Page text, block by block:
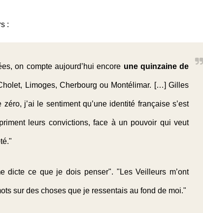
:
, on compte aujourd’hui encore une quinzaine de
Limoges, Cherbourg ou Montélimar. […] Gilles
j’ai le sentiment qu’une identité française s’est
leurs convictions, face à un pouvoir qui veut
dicte ce que je dois penser". "Les Veilleurs m’ont
sur des choses que je ressentais au fond de moi."